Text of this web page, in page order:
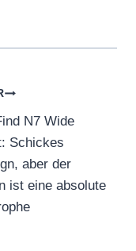
N7 Wide
Schickes
aber der
ist eine absolute